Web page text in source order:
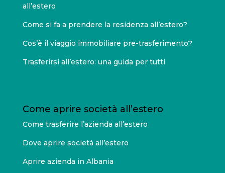
all’estero
Come si fa a prendere la residenza all’estero?
Cos’è il viaggio immobiliare pre-trasferimento?
Trasferirsi all’estero: una guida per tutti
Come aprire società all’estero
Come trasferire l’azienda all’estero
Dove aprire società all’estero
Aprire azienda in Albania